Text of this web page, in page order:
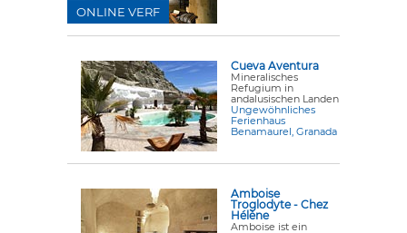
ONLINE VERF
Cueva Aventura
Mineralisches
Refugium in
andalusischen Landen
Ungewöhnliches
Ferienhaus
Benamaurel, Granada
Amboise
Troglodyte - Chez
Hélène
Amboise ist ein